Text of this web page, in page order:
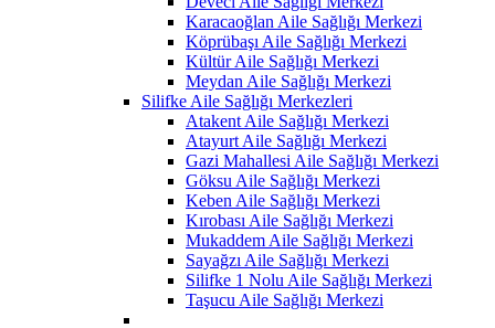
Karacaoğlan Aile Sağlığı Merkezi
Köprübaşı Aile Sağlığı Merkezi
Kültür Aile Sağlığı Merkezi
Meydan Aile Sağlığı Merkezi
Silifke Aile Sağlığı Merkezleri
Atakent Aile Sağlığı Merkezi
Atayurt Aile Sağlığı Merkezi
Gazi Mahallesi Aile Sağlığı Merkezi
Göksu Aile Sağlığı Merkezi
Keben Aile Sağlığı Merkezi
Kırobası Aile Sağlığı Merkezi
Mukaddem Aile Sağlığı Merkezi
Sayağzı Aile Sağlığı Merkezi
Silifke 1 Nolu Aile Sağlığı Merkezi
Taşucu Aile Sağlığı Merkezi